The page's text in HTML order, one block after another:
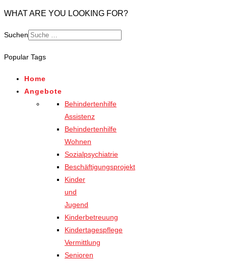
WHAT ARE YOU LOOKING FOR?
Suchen
Popular Tags
Home
Angebote
Behindertenhilfe
Assistenz
Behindertenhilfe
Wohnen
Sozialpsychiatrie
Beschäftigungsprojekt
Kinder
und
Jugend
Kinderbetreuung
Kindertagespflege
Vermittlung
Senioren